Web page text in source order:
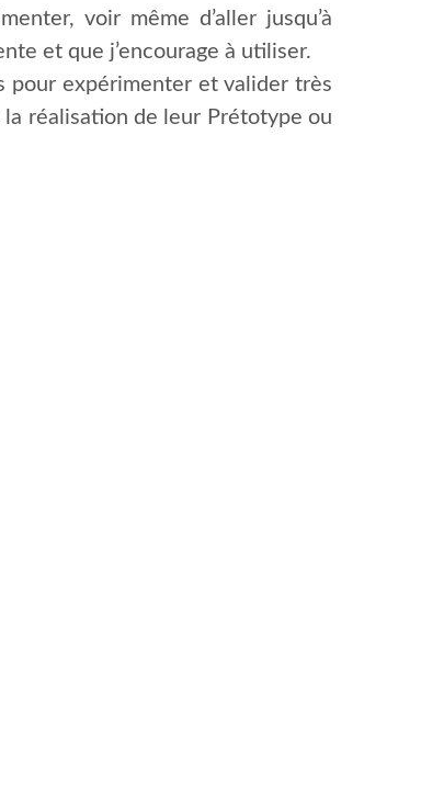
voir même d’aller jusqu’à
et que j’encourage à utiliser.
pour expérimenter et valider très
réalisation de leur Prétotype ou